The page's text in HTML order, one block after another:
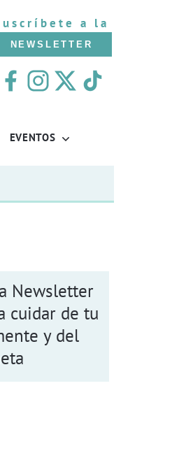
a la
NEWSLETTER
EVENTOS
Newsletter
cuidar de tu
y del